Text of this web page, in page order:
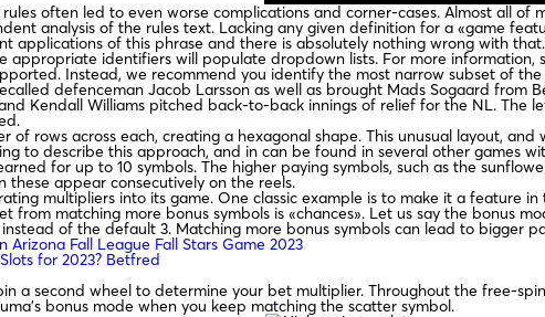
often led to even worse complications and corner-cases. Almost all
analysis of the rules text. Lacking any given definition for a «game
applications of this phrase and there is absolutely nothing wrong with that.
identifiers will populate dropdown lists. For more information,
Instead, we recommend you identify the most narrow subset of
defenceman Jacob Larsson as well as brought Mads Sogaard
Kendall Williams pitched back-to-back innings of relief for the NL.
of rows across each, creating a hexagonal shape. This unusual layout,
to describe this approach, and in can be found in several other games
for up to 10 symbols. The higher paying symbols, such as the
these appear consecutively on the reels.
multipliers into its game. One classic example is to make it a feature
from matching more bonus symbols is «chances». Let us say the bonus
of the default 3. Matching more bonus symbols can lead to bigger
Arizona Fall League Fall Stars Game 2023
for 2023? Betfred
a second wheel to determine your bet multiplier. Throughout the free-
bonus mode when you keep matching the scatter symbol.